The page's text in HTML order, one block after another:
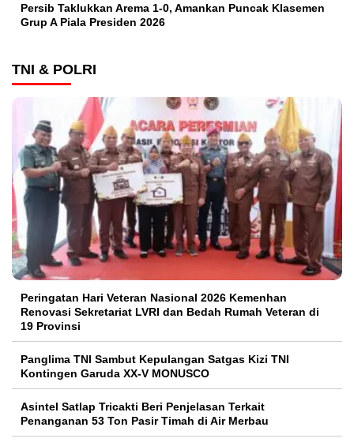
Persib Taklukkan Arema 1-0, Amankan Puncak Klasemen
Grup A Piala Presiden 2026
TNI & POLRI
Peringatan Hari Veteran Nasional 2026 Kemenhan
Renovasi Sekretariat LVRI dan Bedah Rumah Veteran di
19 Provinsi
Panglima TNI Sambut Kepulangan Satgas Kizi TNI
Kontingen Garuda XX-V MONUSCO
Asintel Satlap Tricakti Beri Penjelasan Terkait
Penanganan 53 Ton Pasir Timah di Air Merbau